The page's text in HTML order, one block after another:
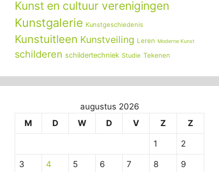
Kunst en cultuur verenigingen
Kunstgalerie Kunstgeschiedenis
Kunstuitleen Kunstveiling Leren Moderne Kunst
schilderen schildertechniek Studie Tekenen
augustus 2026
M
D W D V Z Z
1 2
3 4 5 6 7 8 9